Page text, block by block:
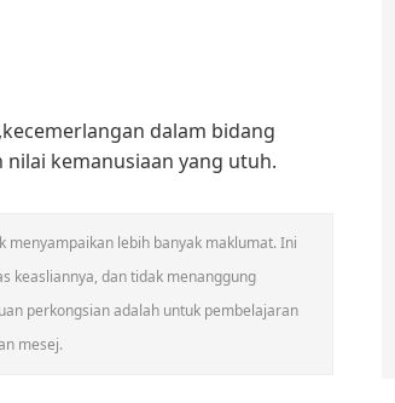
dalam bidang
kemanusiaan yang utuh.
menyampaikan lebih banyak maklumat. Ini
keasliannya, dan tidak menanggung
perkongsian adalah untuk pembelajaran
mesej.